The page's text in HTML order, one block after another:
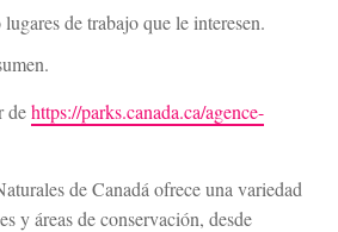
de trabajo que le interesen.
dehttps://parks.canada.ca/agence-
de Canadá ofrece una variedad
y áreas de conservación, desde